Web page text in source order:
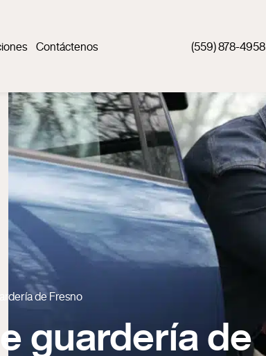
Contáctenos (559) 878-4958
de Fresno
guardería de